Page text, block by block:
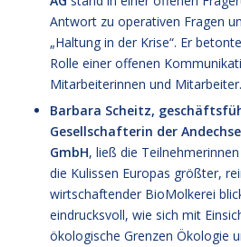
Antwort zu operativen Fragen
„Haltung in der Krise“. Er
Rolle einer offenen
Mitarbeiterinnen und Mitarbeiter.
Barbara Scheitz,
Gesellschafterin der
GmbH, ließ die
die Kulissen Europas größter,
wirtschaftender BioMolkerei
eindrucksvoll, wie sich mit
ökologische Grenzen Ökologie